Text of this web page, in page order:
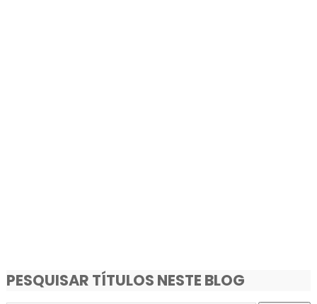
PESQUISAR TÍTULOS NESTE BLOG